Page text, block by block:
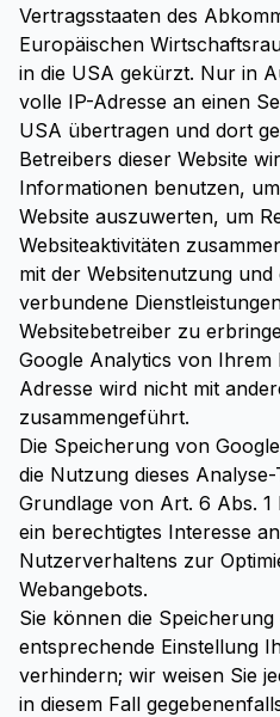
Vertragsstaaten des
Europäischen
in die USA gekürzt. Nur in
volle IP-Adresse an einen
USA übertragen und dort
Betreibers dieser Website
Informationen benutzen,
Website auszuwerten, um
Websiteaktivitäten
mit der Websitenutzung
verbundene
Websitebetreiber zu
Google Analytics von
Adresse wird nicht mit
zusammengeführt.
Die Speicherung von
die Nutzung dieses
Grundlage von Art. 6 Abs. 1
ein berechtigtes Interesse
Nutzerverhaltens zur
Webangebots.
Sie können die
entsprechende Einstellung
verhindern; wir weisen Sie
in diesem Fall